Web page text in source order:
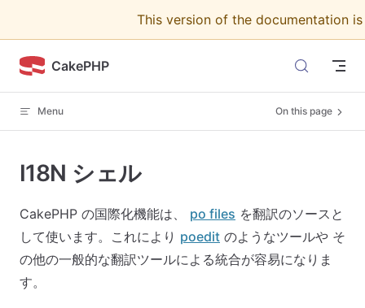
This version of the documentation
CakePHP
Menu On this page
I18N シェル
CakePHP の国際化機能は、 po files を翻訳のソースと
して使います。これにより poedit のようなツールや そ
の他の一般的な翻訳ツールによる統合が容易になりま
す。